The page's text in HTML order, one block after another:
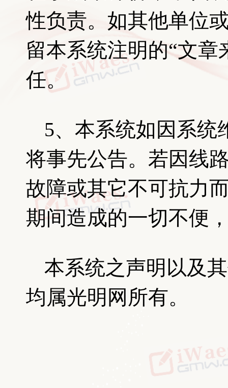
性负责。如其他单位
留本系统注明的“文
任。
5、本系统如因系统
将事先公告。若因线
故障或其它不可抗力
期间造成的一切不便
本系统之声明以及
均属光明网所有。